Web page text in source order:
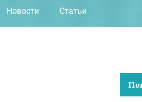
Новости Статьи